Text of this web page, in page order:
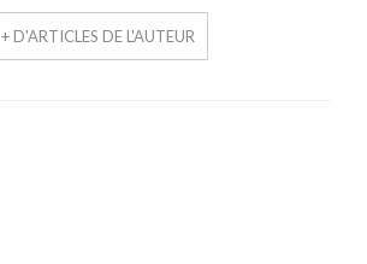
+ D'ARTICLES DE L'AUTEUR